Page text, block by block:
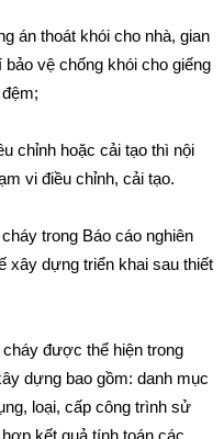
án thoát khói cho nhà, gian
vệ chống khói cho giếng
chỉnh hoặc cải tạo thì nội
vi điều chỉnh, cải tạo.
trong Báo cáo nghiên
xây dựng triển khai sau thiết
được thể hiện trong
dựng bao gồm: danh mục
loại, cấp công trình sử
kết quả tính toán các